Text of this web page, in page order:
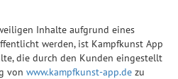
Inhalte aufgrund eines
werden, ist Kampfkunst App
die durch den Kunden eingestellt
von www.kampfkunst-app.de zu